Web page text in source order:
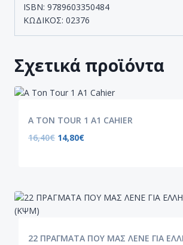
ISBN: 9789603350484
ΚΩΔΙΚΟΣ: 02376
Σχετικά προϊόντα
A TON TOUR 1 A1 CAHIER
16,40€ 14,80€
22 ΠΡΑΓΜΑΤΑ ΠΟΥ ΜΑΣ ΛΕΝΕ ΓΙΑ